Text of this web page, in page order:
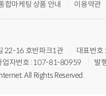
합마케팅 상품 안내 이용약관
22-16 호반파크1관
대표번
업자번호 : 107-81-80959
발
All Rights Reserved.